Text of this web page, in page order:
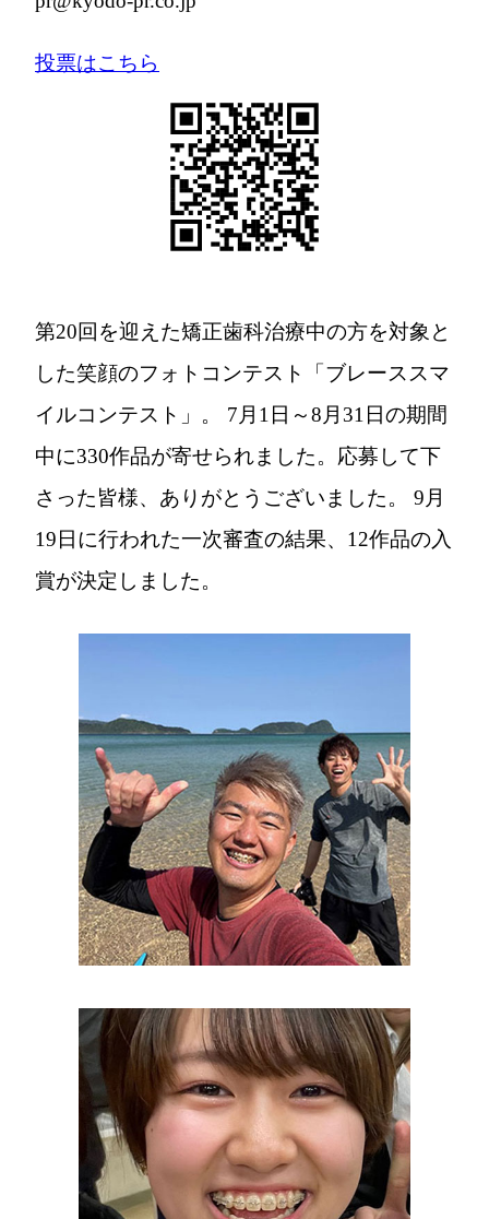
投票はこちら
第20回を迎えた矯正歯科治療中の方を対象と
した笑顔のフォトコンテスト「ブレーススマ
イルコンテスト」。 7月1日～8月31日の期間
中に330作品が寄せられました。応募して下
さった皆様、ありがとうございました。 9月
19日に行われた一次審査の結果、12作品の入
賞が決定しました。